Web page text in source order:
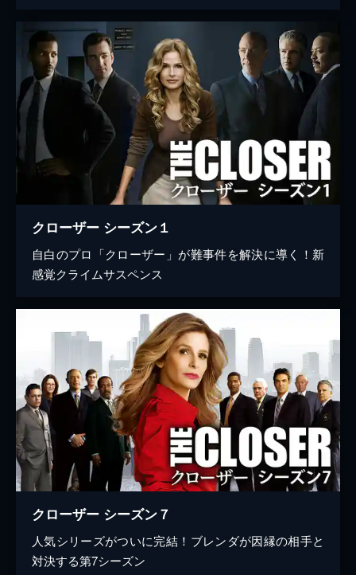
クローザー シーズン１
自白のプロ「クローザー」が難事件を解決に導く！新
感覚クライムサスペンス
クローザー シーズン７
人気シリーズがついに完結！ブレンダが因縁の相手と
対決する第7シーズン